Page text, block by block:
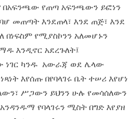
በአፍንጫው የጠጣ አፍንጫውን ይፎነን
መጠጣት እንደጠላ፣ እንደ ጠጅ፣ እንደ
በነፍስም የሚያስኮንን አለመሆኑን
እንዲኖር አደረጉለት፤
ነገር ካንዱ አውራጃ ወደ ሌላው
እየሰጡ በየባላገሩ ቤት ተሠሪ እየሆነ
ሥጋውን ይህንን ሁሉ የመሳሰለውን
የባላገሩን ሚስት በግድ እየያዘ